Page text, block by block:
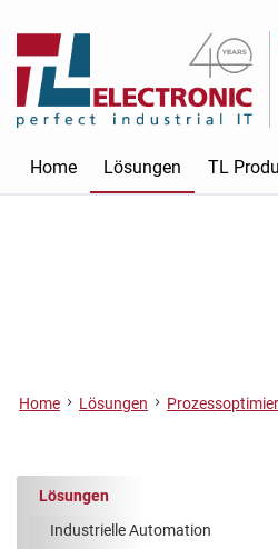
Home Lösungen TL
Home Lösungen
Lösungen
Industrielle Automation